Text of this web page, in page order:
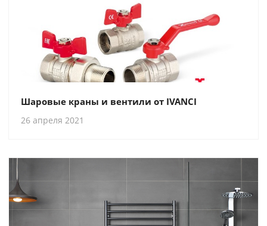
Шаровые краны и вентили от IVANCI
26 апреля 2021